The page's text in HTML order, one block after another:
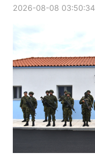
2026-08-08 03:50:34